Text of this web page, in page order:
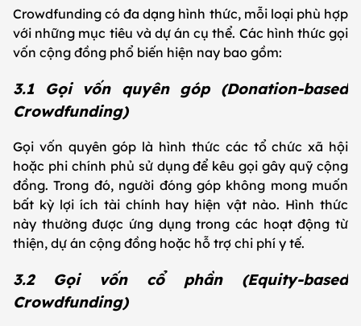
Crowdfunding có đa dạng hình thức, mỗi loại phù hợp
với những mục tiêu và dự án cụ thể. Các hình thức gọi
vốn cộng đồng phổ biến hiện nay bao gồm:
3.1 Gọi vốn quyên góp (Donation-based
Crowdfunding)
Gọi vốn quyên góp là hình thức các tổ chức xã hội
hoặc phi chính phủ sử dụng để kêu gọi gây quỹ cộng
đồng. Trong đó, người đóng góp không mong muốn
bất kỳ lợi ích tài chính hay hiện vật nào. Hình thức
này thường được ứng dụng trong các hoạt động từ
thiện, dự án cộng đồng hoặc hỗ trợ chi phí y tế.
3.2 Gọi vốn cổ phần (Equity-based
Crowdfunding)